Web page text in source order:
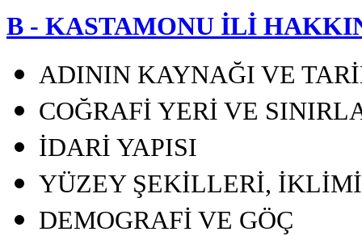
B - KASTAMONU İLİ
ADININ KAYNAĞI VE
COĞRAFİ YERİ VE
İDARİ YAPISI
YÜZEY ŞEKİLLERİ,
DEMOGRAFİ VE GÖÇ